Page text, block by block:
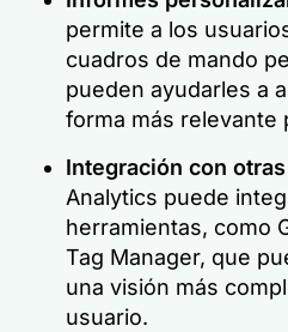
permite a los
cuadros de mando
pueden ayudarles a
forma más relevante
Integración con
Analytics puede
herramientas, como
Tag Manager, que
una visión más
usuario.